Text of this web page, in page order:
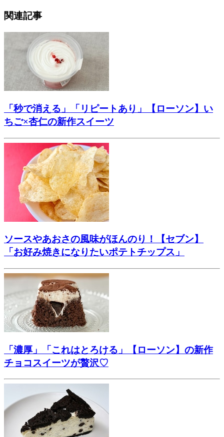
関連記事
「秒で消える」「リピートあり」【ローソン】い
ちご×杏仁の新作スイーツ
ソースやあおさの風味がほんのり！【セブン】
「お好み焼きになりたいポテトチップス」
「濃厚」「これはとろける」【ローソン】の新作
チョコスイーツが贅沢♡